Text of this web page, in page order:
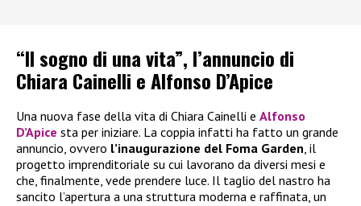
“Il sogno di una vita”, l’annuncio di
Chiara Cainelli e Alfonso D’Apice
Una nuova fase della vita di Chiara Cainelli e Alfonso
D’Apice sta per iniziare. La coppia infatti ha fatto un grande
annuncio, ovvero l’inaugurazione del Foma Garden , il
progetto imprenditoriale su cui lavorano da diversi mesi e
che, finalmente, vede prendere luce. Il taglio del nastro ha
sancito l’apertura a una struttura moderna e raffinata, un